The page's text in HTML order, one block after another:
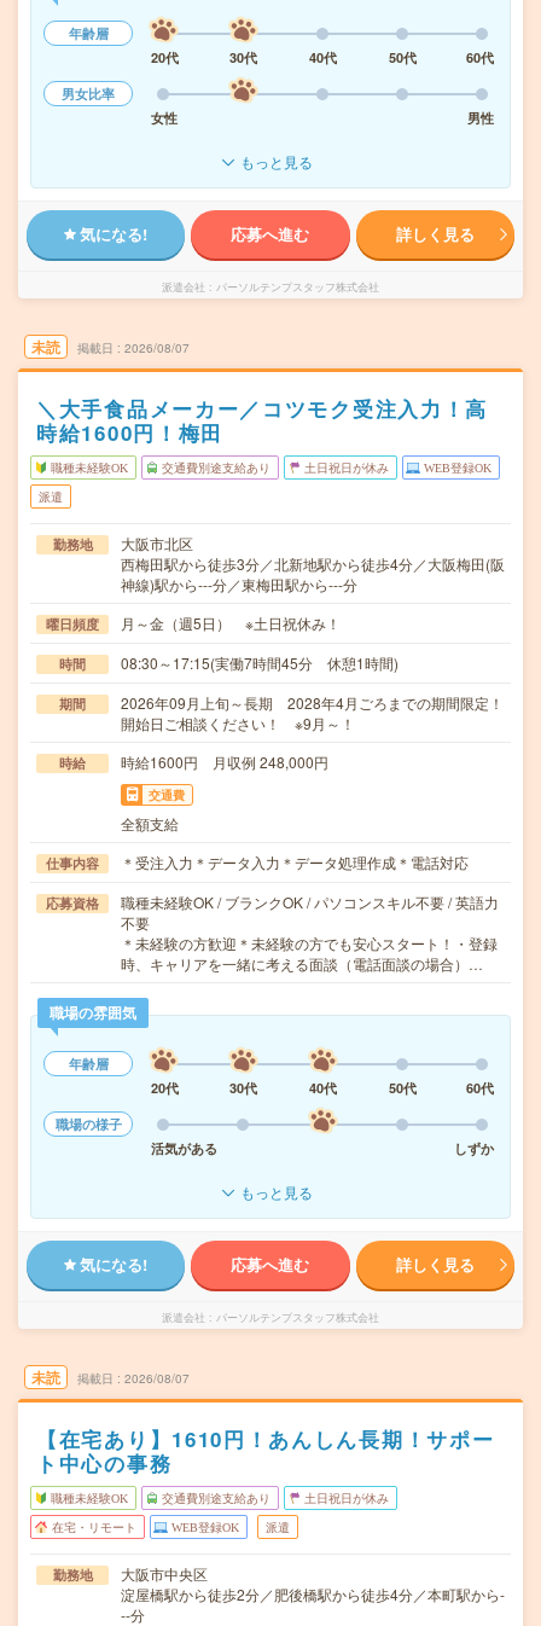
年齢層
20代
30代 40代 50代
60代
男女比率
女性
男性
もっと見る
気になる! 応募へ進む 詳しく見る
派遣会社 パーソルテンプスタッフ株式会社
未読 掲載日 2026/08/07
＼大手食品メーカー／コツモク受注入力！高
時給1600円！梅田
職種未経験OK 交通費別途支給あり 土日祝日が休み WEB登録OK
派遣
勤務地
大阪市北区
西梅田駅から徒歩3分／北新地駅から徒歩4分／大阪梅田(阪
神線)駅から---分／東梅田駅から---分
曜日頻度 月～金（週5日） ※土日祝休み！
時間 08:30～17:15(実働7時間45分 休憩1時間)
期間
2026年09月上旬～長期 2028年4月ごろまでの期間限定！
開始日ご相談ください！ ※9月～！
時給 時給1600円 月収例 248,000円
交通費
全額支給
仕事内容 ＊受注入力＊データ入力＊データ処理作成＊電話対応
応募資格
職種未経験OK / ブランクOK / パソコンスキル不要 / 英語力
不要
＊未経験の方歓迎＊未経験の方でも安心スタート！・登録
時、キャリアを一緒に考える面談（電話面談の場合）…
職場の雰囲気
年齢層
20代
30代 40代 50代
60代
職場の様子
活気がある
しずか
もっと見る
気になる! 応募へ進む 詳しく見る
派遣会社 パーソルテンプスタッフ株式会社
未読 掲載日 2026/08/07
【在宅あり】1610円！あんしん長期！サポー
ト中心の事務
職種未経験OK 交通費別途支給あり 土日祝日が休み
在宅・リモート WEB登録OK 派遣
勤務地
大阪市中央区
淀屋橋駅から徒歩2分／肥後橋駅から徒歩4分／本町駅から-
--分